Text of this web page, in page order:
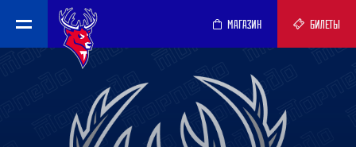
МАГАЗИН БИЛЕТЫ